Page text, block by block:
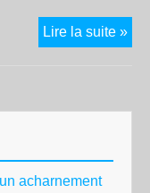
Lire la suite »LA
acharnement